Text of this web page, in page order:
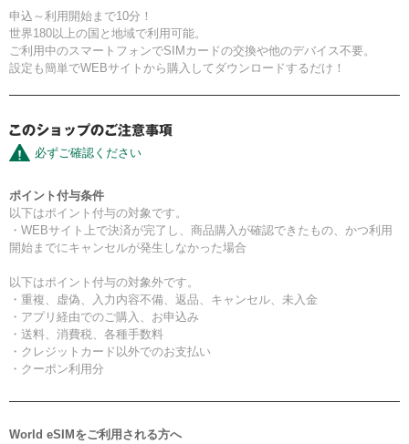
申込～利用開始まで10分！
世界180以上の国と地域で利用可能。
ご利用中のスマートフォンでSIMカードの交換や他のデバイス不要。
設定も簡単でWEBサイトから購入してダウンロードするだけ！
必ずご確認ください
ポイント付与条件
以下はポイント付与の対象です。
・WEBサイト上で決済が完了し、商品購入が確認できたもの、かつ利用
開始までにキャンセルが発生しなかった場合
以下はポイント付与の対象外です。
・重複、虚偽、入力内容不備、返品、キャンセル、未入金
・アプリ経由でのご購入、お申込み
・送料、消費税、各種手数料
・クレジットカード以外でのお支払い
・クーポン利用分
World eSIMをご利用される方へ